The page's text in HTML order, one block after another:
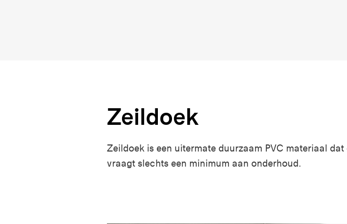
Zeildoek
Zeildoek is een uitermate duurzaam PVC materiaal
vraagt slechts een minimum aan onderhoud.